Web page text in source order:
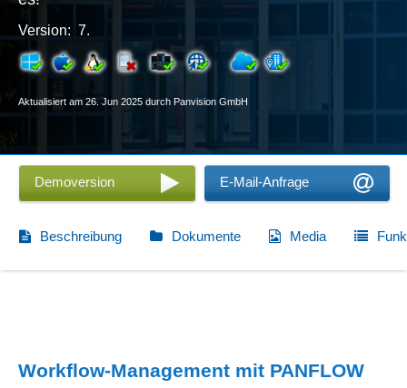
Version: 7.
Aktualisiert am 26. Jun 2025 durch Panvision GmbH
Demoversion E-Mail-Anfrage
Beschreibung Dokumente Media
Workflow-Management mit PANFLOW